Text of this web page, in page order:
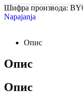
Шифра производа:
Napajanja
Опис
Опис
Опис